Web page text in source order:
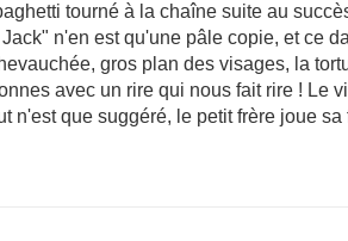
tourné à la chaîne suite au
n'en est qu'une pâle copie, et ce
gros plan des visages, la
avec un rire qui nous fait rire ! Le
n'est que suggéré, le petit frère joue sa